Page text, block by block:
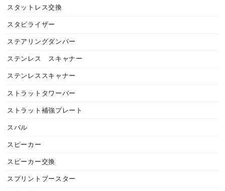
スタットレス交換
スタビライザー
ステアリングダンパー
ステンレス スキャナー
ステンレススキャナー
ストラットタワーバー
ストラット補強プレート
スバル
スピーカー
スピーカー交換
スプリントブースター